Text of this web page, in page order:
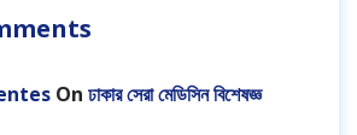
On ঢাকার সেরা মেডিসিন বিশেষজ্ঞ